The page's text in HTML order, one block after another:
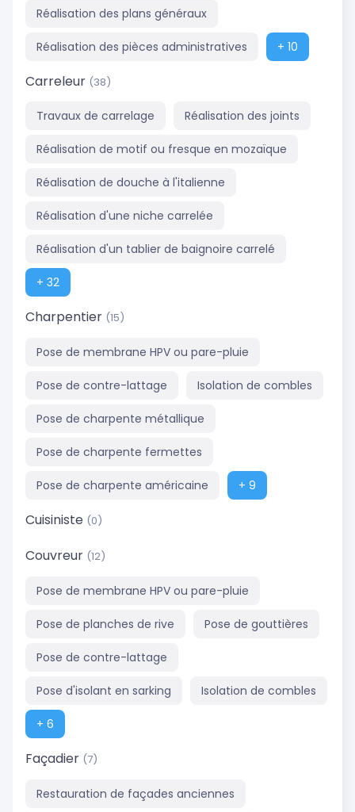
Réalisation des plans généraux
Réalisation des pièces administratives + 10
Carreleur (38)
Travaux de carrelage Réalisation des joints
Réalisation de motif ou fresque en mozaïque
Réalisation de douche à l'italienne
Réalisation d'une niche carrelée
Réalisation d'un tablier de baignoire carrelé
+ 32
Charpentier (15)
Pose de membrane HPV ou pare-pluie
Pose de contre-lattage Isolation de combles
Pose de charpente métallique
Pose de charpente fermettes
Pose de charpente américaine + 9
Cuisiniste (0)
Couvreur (12)
Pose de membrane HPV ou pare-pluie
Pose de planches de rive Pose de gouttières
Pose de contre-lattage
Pose d'isolant en sarking Isolation de combles
+ 6
Façadier (7)
Restauration de façades anciennes